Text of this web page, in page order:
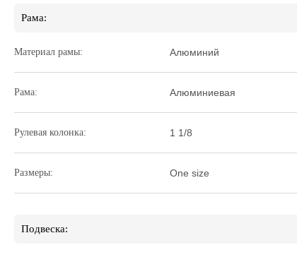
Рама:
Материал рамы: Алюминий
Рама: Алюминиевая
Рулевая колонка: 1 1/8
Размеры: One size
Подвеска: